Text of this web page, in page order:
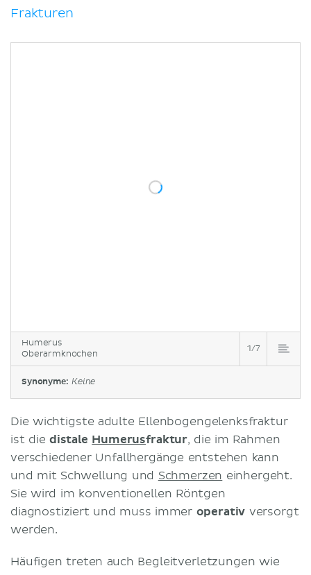
Muskuläre Erkrankungen
Frakturen
Humerus
Oberarmknochen
1/7
Synonyme: Keine
Die wichtigste adulte Ellenbogengelenksfraktur
ist die distale Humerusfraktur, die im Rahmen
verschiedener Unfallhergänge entstehen kann
und mit Schwellung und Schmerzen einhergeht.
Sie wird im konventionellen Röntgen
diagnostiziert und muss immer operativ versorgt
werden.
Häufigen treten auch Begleitverletzungen wie